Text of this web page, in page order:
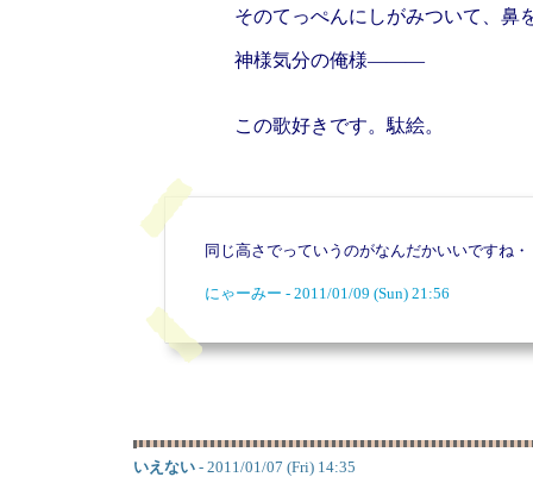
そのてっぺんにしがみついて、鼻
神様気分の俺様―――
この歌好きです。駄絵。
同じ高さでっていうのがなんだかいいですね・
にゃーみー - 2011/01/09 (Sun) 21:56
いえない - 2011/01/07 (Fri) 14:35